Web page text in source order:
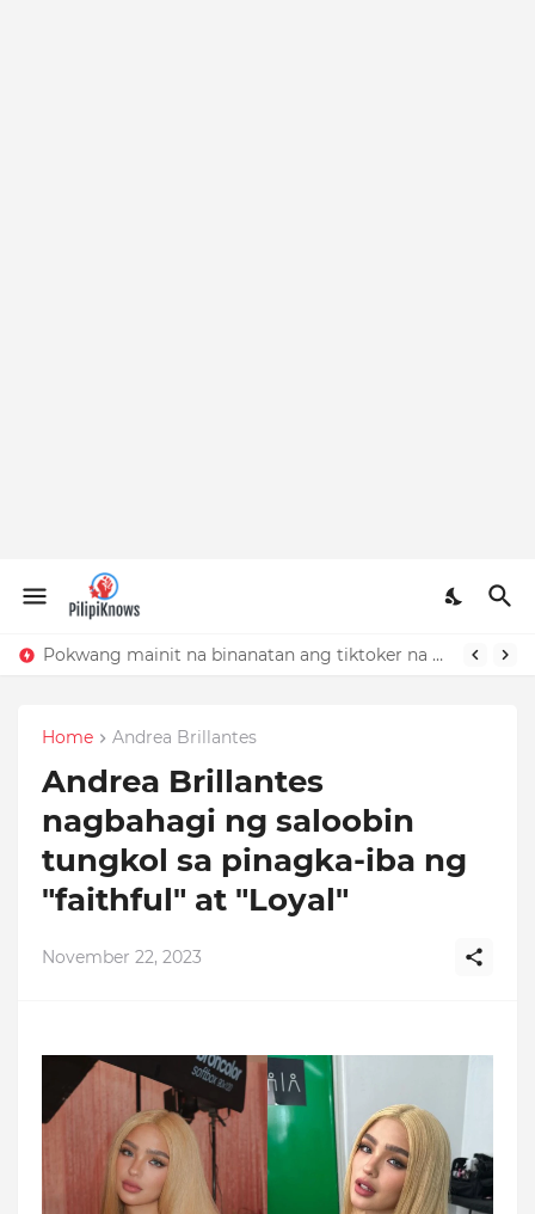
Pokwang mainit na binanatan ang tiktoker na nandidiri sa Sardinas
Home Andrea Brillantes
Andrea Brillantes
nagbahagi ng saloobin
tungkol sa pinagka-iba ng
"faithful" at "Loyal"
November 22, 2023